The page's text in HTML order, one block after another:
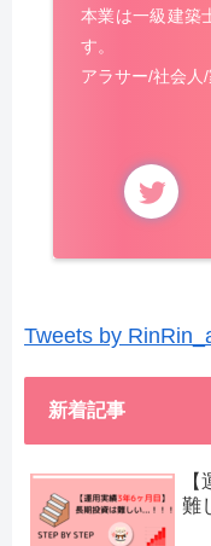
本業は一級建築
す。
アラサー/社会人
Tweets by
新着記事
難